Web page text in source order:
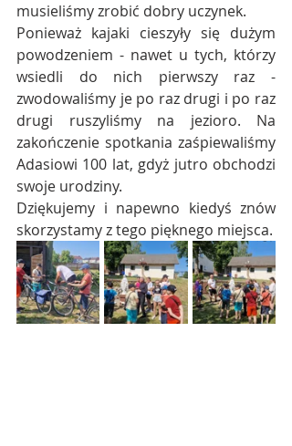
musieliśmy zrobić dobry uczynek.
Ponieważ kajaki cieszyły się dużym
powodzeniem - nawet u tych, którzy
wsiedli do nich pierwszy raz -
zwodowaliśmy je po raz drugi i po raz
drugi ruszyliśmy na jezioro. Na
zakończenie spotkania zaśpiewaliśmy
Adasiowi 100 lat, gdyż jutro obchodzi
swoje urodziny.
Dziękujemy i napewno kiedyś znów
skorzystamy z tego pięknego miejsca.